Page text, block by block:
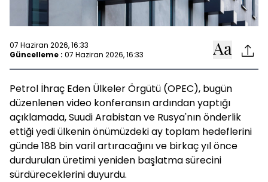
07 Haziran 2026, 16:33
Güncelleme : 07 Haziran 2026, 16:33
Petrol İhraç Eden Ülkeler Örgütü (OPEC), bugün
düzenlenen video konferansın ardından yaptığı
açıklamada, Suudi Arabistan ve Rusya'nın önderlik
ettiği yedi ülkenin önümüzdeki ay toplam hedeflerini
günde 188 bin varil artıracağını ve birkaç yıl önce
durdurulan üretimi yeniden başlatma sürecini
sürdüreceklerini duyurdu.